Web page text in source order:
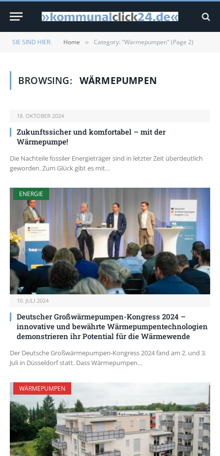
SIE SIND HIER: Home » Category: "Wärmepumpen" (Page 2)
BROWSING: WÄRMEPUMPEN
18. OKTOBER 2024
Zukunftssicher und komfortabel – mit der
Wärmepumpe!
Die Nachteile fossiler Energieträger sind in letzter Zeit überdeutlich
geworden. Zum Glück gibt es mit…
ENERGIE
10. JULI 2024
Deutscher Großwärmepumpen-Kongress 2024 –
innovative und bewährte Wärmepumpentechnologien
demonstrieren ihr Potential für die Wärmewende
Der Deutsche Großwärmepumpen-Kongress 2024 fand am 2. und 3.
Juli in Düsseldorf statt. Dass Wärmepumpen…
WÄRMEPUMPEN